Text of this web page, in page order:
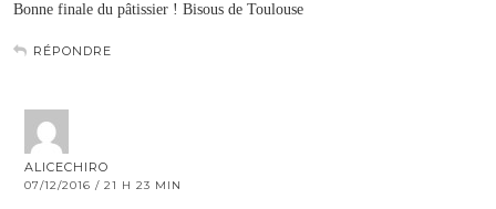
Bonne finale du pâtissier ! Bisous de Toulouse
RÉPONDRE
ALICECHIRO
07/12/2016 / 21 H 23 MIN